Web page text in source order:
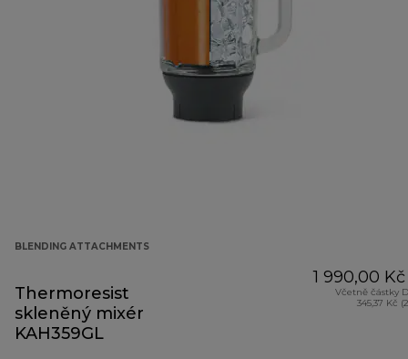
BLENDING ATTACHMENTS
Thermoresist
skleněný mixér
KAH359GL
1 990,00 Kč
Včetně částky
345,37 Kč